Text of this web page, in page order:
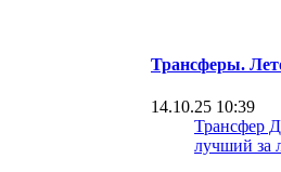
Трансферы.
14.10.25 10:39
Трансфер
лучший за